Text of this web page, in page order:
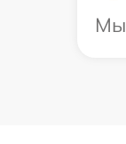
Мы